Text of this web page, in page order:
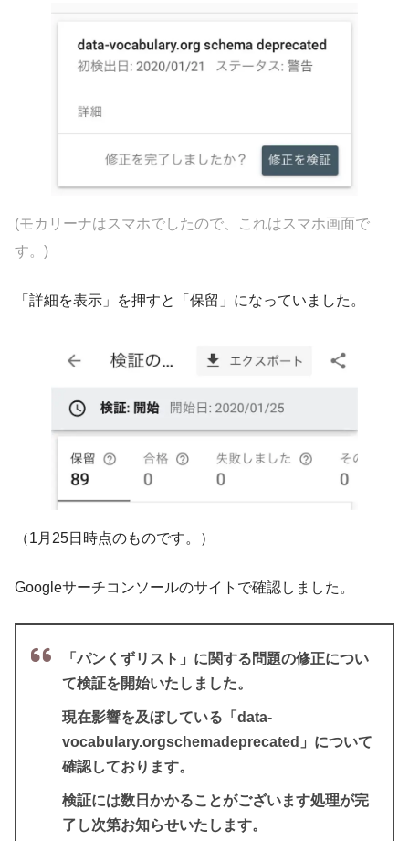
(モカリーナはスマホでしたので、これはスマホ画面で
す。)
「詳細を表示」を押すと「保留」になっていました。
（1月25日時点のものです。）
Googleサーチコンソールのサイトで確認しました。
「パンくずリスト」に関する問題の修正につい
て検証を開始いたしました。
現在影響を及ぼしている「data-
vocabulary.orgschemadeprecated」について
確認しております。
検証には数日かかることがございます処理が完
了し次第お知らせいたします。